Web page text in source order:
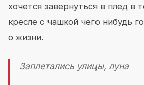
хочется завернуться в плед в
кресле с чашкой чего нибудь
о жизни.
Заплетались улицы, луна